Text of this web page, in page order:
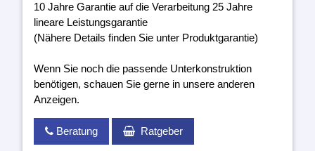
10 Jahre Garantie auf die Verarbeitung 25 Jahre
lineare Leistungsgarantie
(Nähere Details finden Sie unter Produktgarantie)
Wenn Sie noch die passende Unterkonstruktion
benötigen, schauen Sie gerne in unsere anderen
Anzeigen.
Beratung Ratgeber